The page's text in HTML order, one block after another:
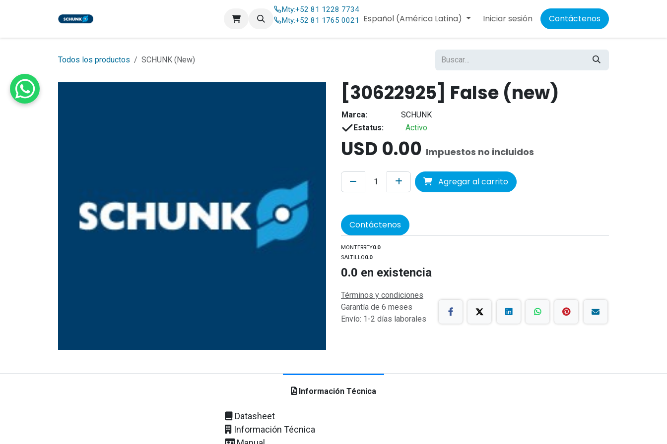
Contáctenos
Mty:+52 81 1228 7734
Mty:+52 81 1765 0021 Español (América Latina) Iniciar sesión Contáctenos
Todos los productos SCHUNK (New)
[30622925] False (new)
Marca:
SCHUNK
Estatus:
Activo
USD 0.00 Impuestos no incluidos
Agregar al carrito
Contáctenos
MONTERREY0.0
SALTILLO0.0
0.0 en existencia
Términos y condiciones
Garantía de 6 meses
Envío: 1-2 días laborales
Información Técnica
Datasheet
Información Técnica